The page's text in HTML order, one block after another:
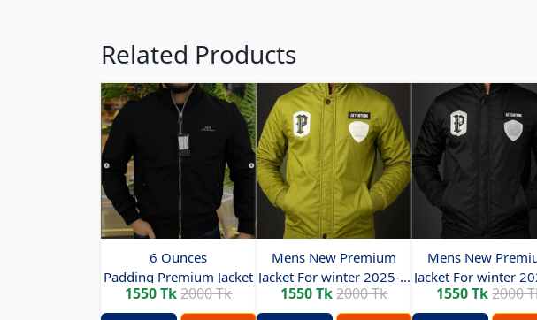
Related Products
6 Ounces
Padding Premium Jacket
( Black...
1550 Tk 2000 Tk
Mens New Premium
Jacket For winter 2025-...
1550 Tk2000 Tk
Mens New
Jacket For winter
1550 Tk2000